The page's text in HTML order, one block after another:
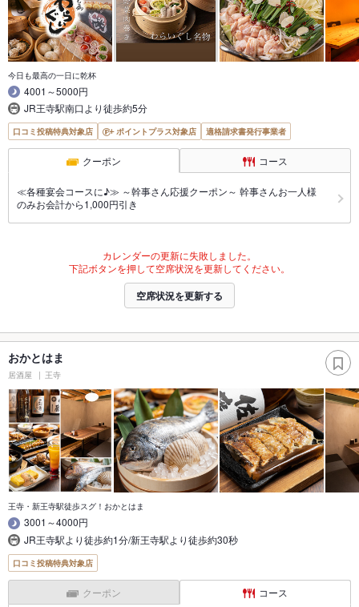
今日も最高の一日に乾杯
4001～5000円
JR王寺駅南口より徒歩約5分
口コミ投稿特典対象店 ポイントプラス対象店 適格請求書発行事業者
クーポン コース
≪各種宴会コースに♪≫ ～幹事さん応援クーポン～ 幹事さんお一人様
のみお会計から1,000円引き
カレンダーの更新に失敗しました。
下記ボタンを押して空席状況を更新してください。
空席状況を更新する
おかとはま
居酒屋 王寺
王寺・新王寺駅徒歩スグ！おかとはま
3001～4000円
JR王寺駅より徒歩約1分/新王寺駅より徒歩約30秒
口コミ投稿特典対象店
クーポン コース